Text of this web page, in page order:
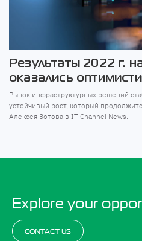
Результаты 2022 г.
оказались
Рынок инфраструктурных решений
устойчивый рост, который
Алексея Зотова в IT Channel News.
Explore your
CONTACT US